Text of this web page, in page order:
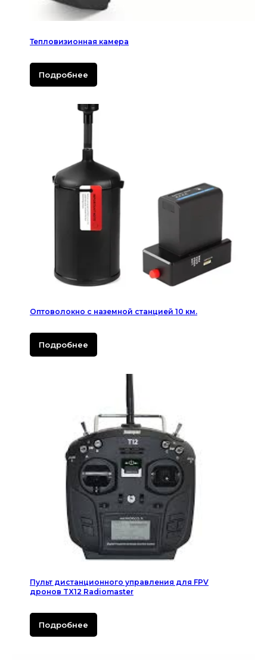
Тепловизионная камера
Подробнее
Оптоволокно с наземной станцией 10 км.
Подробнее
Пульт дистанционного управления для FPV
дронов TX12 Radiomaster
Подробнее